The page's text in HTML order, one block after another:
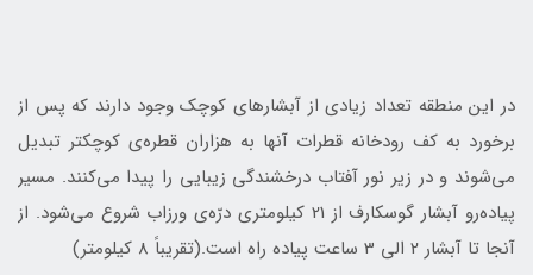
در اين منطقه تعداد زیادی از آبشارهای کوچک وجود دارند که پس از
برخورد به کف رودخانه قطرات آنها به هزاران قطره‌ی کوچکتر تبدیل
می‌شوند و در زیر نور آفتاب درخشندگی زیبایی را پیدا مي‌كنند. مسیر
پیاده‌رو آبشار گوسكارف از 21 کیلومتری درّه‌ی ورزاب شروع می‌شود. از
آنجا تا آبشار 2 الی 3 ساعت پیاده راه است.(تقریباً 8 کیلومتر)